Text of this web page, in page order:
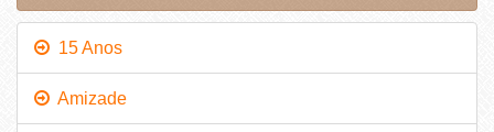
15 Anos
Amizade